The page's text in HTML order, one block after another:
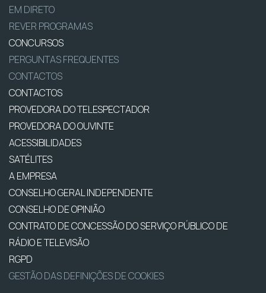
EM DIRETO
REVER PROGRAMAS
CONCURSOS
PERGUNTAS FREQUENTES
CONTACTOS
CONTACTOS
PROVEDORA DO TELESPECTADOR
PROVEDORA DO OUVINTE
ACESSIBILIDADES
SATÉLITES
A EMPRESA
CONSELHO GERAL INDEPENDENTE
CONSELHO DE OPINIÃO
CONTRATO DE CONCESSÃO DO SERVIÇO PÚBLICO DE
RÁDIO E TELEVISÃO
RGPD
GESTÃO DAS DEFINIÇÕES DE COOKIES